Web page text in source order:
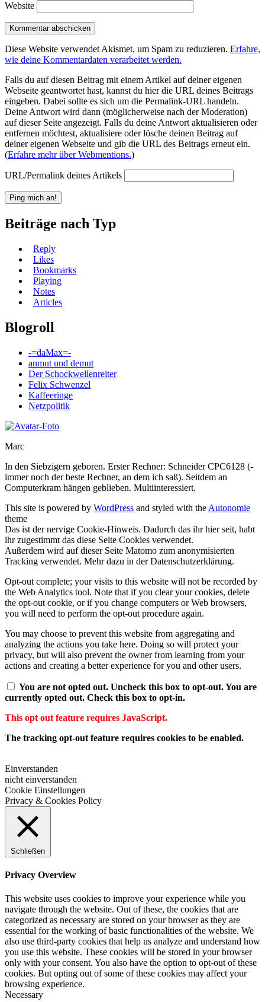
Website
Diese Website verwendet Akismet, um Spam zu reduzieren. Erfahre,
wie deine Kommentardaten verarbeitet werden.
Falls du auf diesen Beitrag mit einem Artikel auf deiner eigenen
Webseite geantwortet hast, kannst du hier die URL deines Beitrags
eingeben. Dabei sollte es sich um die Permalink-URL handeln.
Deine Antwort wird dann (möglicherweise nach der Moderation)
auf dieser Seite angezeigt. Falls du deine Antwort aktualisieren oder
entfernen möchtest, aktualisiere oder lösche deinen Beitrag auf
deiner eigenen Webseite und gib die URL des Beitrags erneut ein.
(Erfahre mehr über Webmentions.)
URL/Permalink deines Artikels
Beiträge nach Typ
Reply
Likes
Bookmarks
Playing
Notes
Articles
Blogroll
-=daMax=-
anmut und demut
Der Schockwellenreiter
Felix Schwenzel
Kaffeeringe
Netzpolitik
Marc
In den Siebzigern geboren. Erster Rechner: Schneider CPC6128 (-
immer noch der beste Rechner, an dem ich saß). Seitdem an
Computerkram hängen geblieben. Multiinteressiert.
This site is powered by WordPress and styled with the Autonomie
theme
Das ist der nervige Cookie-Hinweis. Dadurch das ihr hier seit, habt
ihr zugestimmt das diese Seite Cookies verwendet.
Außerdem wird auf dieser Seite Matomo zum anonymisierten
Tracking verwendet. Mehr dazu in der Datenschutzerklärung.
Opt-out complete; your visits to this website will not be recorded by
the Web Analytics tool. Note that if you clear your cookies, delete
the opt-out cookie, or if you change computers or Web browsers,
you will need to perform the opt-out procedure again.
You may choose to prevent this website from aggregating and
analyzing the actions you take here. Doing so will protect your
privacy, but will also prevent the owner from learning from your
actions and creating a better experience for you and other users.
You are not opted out. Uncheck this box to opt-out.You are
currently opted out. Check this box to opt-in.
This opt out feature requires JavaScript.
The tracking opt-out feature requires cookies to be enabled.
Einverstanden
nicht einverstanden
Cookie Einstellungen
Privacy & Cookies Policy
Schließen
Privacy Overview
This website uses cookies to improve your experience while you
navigate through the website. Out of these, the cookies that are
categorized as necessary are stored on your browser as they are
essential for the working of basic functionalities of the website. We
also use third-party cookies that help us analyze and understand how
you use this website. These cookies will be stored in your browser
only with your consent. You also have the option to opt-out of these
cookies. But opting out of some of these cookies may affect your
browsing experience.
Necessary